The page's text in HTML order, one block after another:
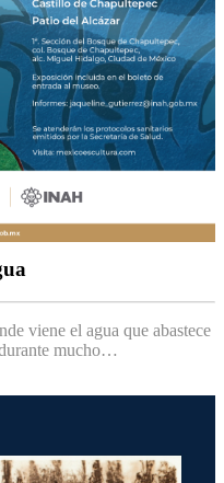
viene el agua que abastece
mucho…